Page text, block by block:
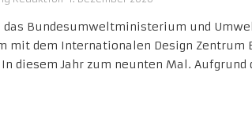
das Bundesumweltministerium und
mit dem Internationalen Design Zentrum
In diesem Jahr zum neunten Mal. Aufgrund